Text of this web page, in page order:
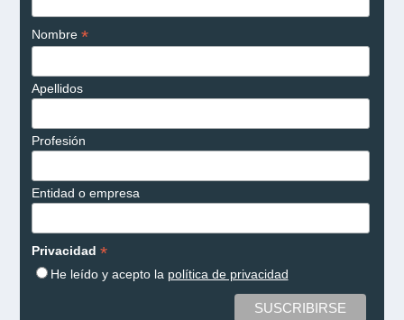
Nombre *
Apellidos
Profesión
Entidad o empresa
Privacidad *
He leído y acepto la política de privacidad